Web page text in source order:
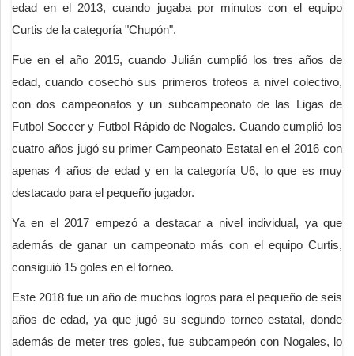
edad en el 2013, cuando jugaba por minutos con el equipo
Curtis de la categoría "Chupón".
Fue en el año 2015, cuando Julián cumplió los tres años de
edad, cuando cosechó sus primeros trofeos a nivel colectivo,
con dos campeonatos y un subcampeonato de las Ligas de
Futbol Soccer y Futbol Rápido de Nogales. Cuando cumplió los
cuatro años jugó su primer Campeonato Estatal en el 2016 con
apenas 4 años de edad y en la categoría U6, lo que es muy
destacado para el pequeño jugador.
Ya en el 2017 empezó a destacar a nivel individual, ya que
además de ganar un campeonato más con el equipo Curtis,
consiguió 15 goles en el torneo.
Este 2018 fue un año de muchos logros para el pequeño de seis
años de edad, ya que jugó su segundo torneo estatal, donde
además de meter tres goles, fue subcampeón con Nogales, lo